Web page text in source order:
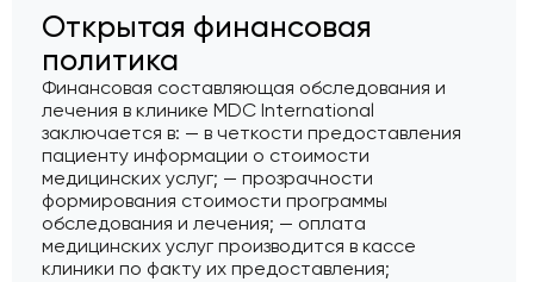
Открытая финансовая
политика
Финансовая составляющая обследования и
лечения в клинике MDC International
заключается в: — в четкости предоставления
пациенту информации о стоимости
медицинских услуг; — прозрачности
формирования стоимости программы
обследования и лечения; — оплата
медицинских услуг производится в кассе
клиники по факту их предоставления;